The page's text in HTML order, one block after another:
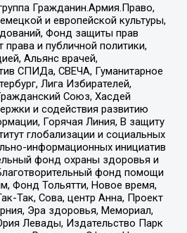
Гражданин.Армия.Право,
и европейской культуры,
Фонд защиты прав
и публичной политики,
Альянс врачей,
СПИДа, СВЕЧА, Гуманитарное
Лига Избирателей,
Союз, Хасдей
и содействия развитию
Горячая Линия, В защиту
глобализации и социальных
информационных инициатив
фонд охраны здоровья и
фонд помощи
Фонд Тольятти, Новое время,
Так, Сова, центр Анна, Проект
Эра здоровья, Мемориал,
Левады, Издательство Парк